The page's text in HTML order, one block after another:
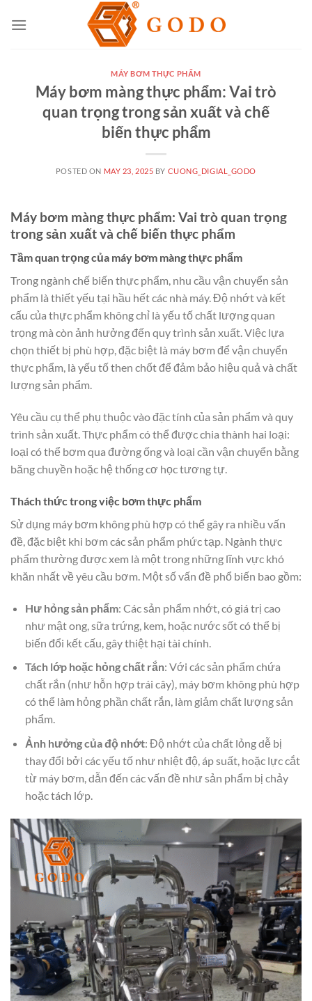
MÁY BƠM THỰC PHẨM
Máy bơm màng thực phẩm: Vai trò
quan trọng trong sản xuất và chế
biến thực phẩm
POSTED ON MAY 23, 2025 BY CUONG_DIGIAL_GODO
Máy bơm màng thực phẩm: Vai trò quan trọng
trong sản xuất và chế biến thực phẩm
Tầm quan trọng của máy bơm màng thực phẩm
Trong ngành chế biến thực phẩm, nhu cầu vận chuyển sản
phẩm là thiết yếu tại hầu hết các nhà máy. Độ nhớt và kết
cấu của thực phẩm không chỉ là yếu tố chất lượng quan
trọng mà còn ảnh hưởng đến quy trình sản xuất. Việc lựa
chọn thiết bị phù hợp, đặc biệt là máy bơm để vận chuyển
thực phẩm, là yếu tố then chốt để đảm bảo hiệu quả và chất
lượng sản phẩm.
Yêu cầu cụ thể phụ thuộc vào đặc tính của sản phẩm và quy
trình sản xuất. Thực phẩm có thể được chia thành hai loại:
loại có thể bơm qua đường ống và loại cần vận chuyển bằng
băng chuyền hoặc hệ thống cơ học tương tự.
Thách thức trong việc bơm thực phẩm
Sử dụng máy bơm không phù hợp có thể gây ra nhiều vấn
đề, đặc biệt khi bơm các sản phẩm phức tạp. Ngành thực
phẩm thường được xem là một trong những lĩnh vực khó
khăn nhất về yêu cầu bơm. Một số vấn đề phổ biến bao gồm:
Hư hỏng sản phẩm: Các sản phẩm nhớt, có giá trị cao
như mật ong, sữa trứng, kem, hoặc nước sốt có thể bị
biến đổi kết cấu, gây thiệt hại tài chính.
Tách lớp hoặc hỏng chất rắn: Với các sản phẩm chứa
chất rắn (như hỗn hợp trái cây), máy bơm không phù hợp
có thể làm hỏng phần chất rắn, làm giảm chất lượng sản
phẩm.
Ảnh hưởng của độ nhớt: Độ nhớt của chất lỏng dễ bị
thay đổi bởi các yếu tố như nhiệt độ, áp suất, hoặc lực cắt
từ máy bơm, dẫn đến các vấn đề như sản phẩm bị chảy
hoặc tách lớp.